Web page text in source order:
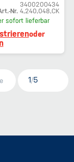
3400200434
Nr. 4,240,048,CK
sofort lieferbar
oder
1/5